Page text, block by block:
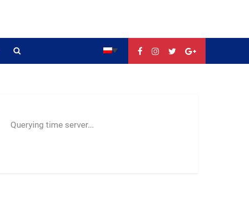
Querying time server...
--:--